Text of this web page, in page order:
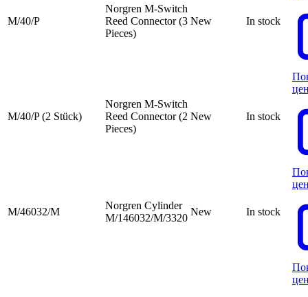
M/40/P
Norgren M-Switch
Reed Connector (3
Pieces)
New In stock
M/40/P (2 Stück)
Norgren M-Switch
Reed Connector (2
Pieces)
New In stock
M/46032/M
Norgren Cylinder
M/146032/M/3320
New In stock